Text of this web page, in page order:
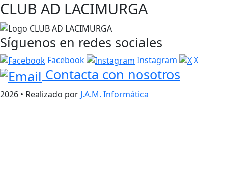
CLUB AD LACIMURGA
Síguenos en redes sociales
Facebook Instagram X
Contacta con nosotros
2026 • Realizado por J.A.M. Informática